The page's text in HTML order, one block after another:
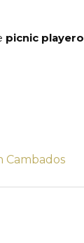
picnic playero
Cambados